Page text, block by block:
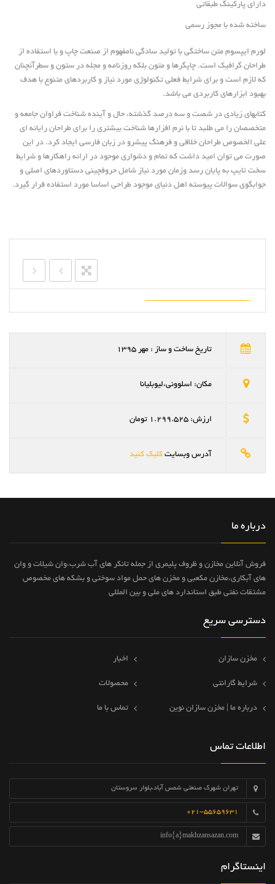
دارای پارکینگ طبقاتی
ساخته شده با مجوز رسمی
لورم ایپسوم متن ساختگی با تولید سادگی نامفهوم از صنعت چاپ و با استفاده از
طراحان گرافیک است. چاپگرها و متون بلکه روزنامه و مجله در ستون و سطرآنچنان
که لازم است و برای شرایط فعلی تکنولوژی مورد نیاز و کاربردهای متنوع با هدف
بهبود ابزارهای کاربردی می باشد.
کتابهای زیادی در شصت و سه درصد گذشته، حال و آینده شناخت فراوان جامعه و
متخصصان را می طلبد تا با نرم افزارها شناخت بیشتری را برای طراحان رایانه ای
علی الخصوص طراحان خلاقی و فرهنگ پیشرو در زبان فارسی ایجاد کرد. در این
صورت می توان امید داشت که تمام و دشواری موجود در ارائه راهکارها و شرایط
سخت تایپ به پایان رسد وزمان مورد نیاز شامل حروفچینی دستاوردهای اصلی و
جوابگوی سوالات پیوسته اهل دنیای موجود طراحی اساسا مورد استفاده قرار گیرد.
تاریخ ساخت و ساز : مهر 1395
مکان: اسلوونی،لیوبلیانا
ارزش: 1.299.525 تومان
آدرس وبسایت کلیک کنید
درباره ما
فروش آنلاین مخازن و ظروف پلیمری از جمله تانکر های آب شرب،وان شیلات و وان
های آبکاری،مخازن مکعبی و مخزن های حمل مواد سوختی و بشکه های مخصوص
مشتقات نفتی طبق استاندارد های ملی و بین المللی
دسترسی سریع
مخزن سازان اخبار
شرایط گارانتی محصولات
درباره ما | مخزن سازان نوین تماس با ما
اطلاعات تماس
تهران شهرک صنعتی شمس آباد،بلوار سروستان
021-55659631
info{a}makhzansazan.com
اینستاگرام